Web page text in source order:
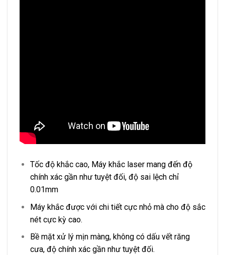
Tốc độ khắc cao, Máy khắc laser mang đến độ
chính xác gần như tuyệt đối, độ sai lệch chỉ
0.01mm
Máy khắc được với chi tiết cực nhỏ mà cho độ sắc
nét cực kỳ cao.
Bề mặt xử lý mịn màng, không có dấu vết răng
cưa, độ chính xác gần như tuyệt đối.